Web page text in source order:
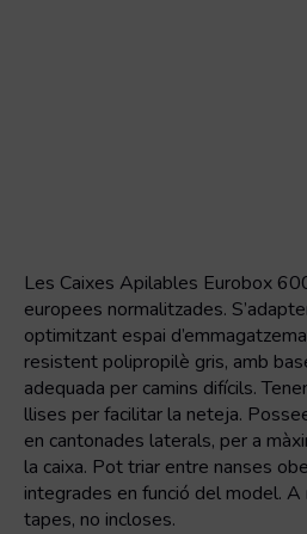
Les Caixes Apilables Eurobox
europees normalitzades.
optimitzant espai
resistent polipropilè gris, amb
adequada per camins difícils.
llises per facilitar la neteja.
en cantonades laterals, per a
la caixa. Pot triar entre nanses
integrades en funció del model.
tapes, no incloses.